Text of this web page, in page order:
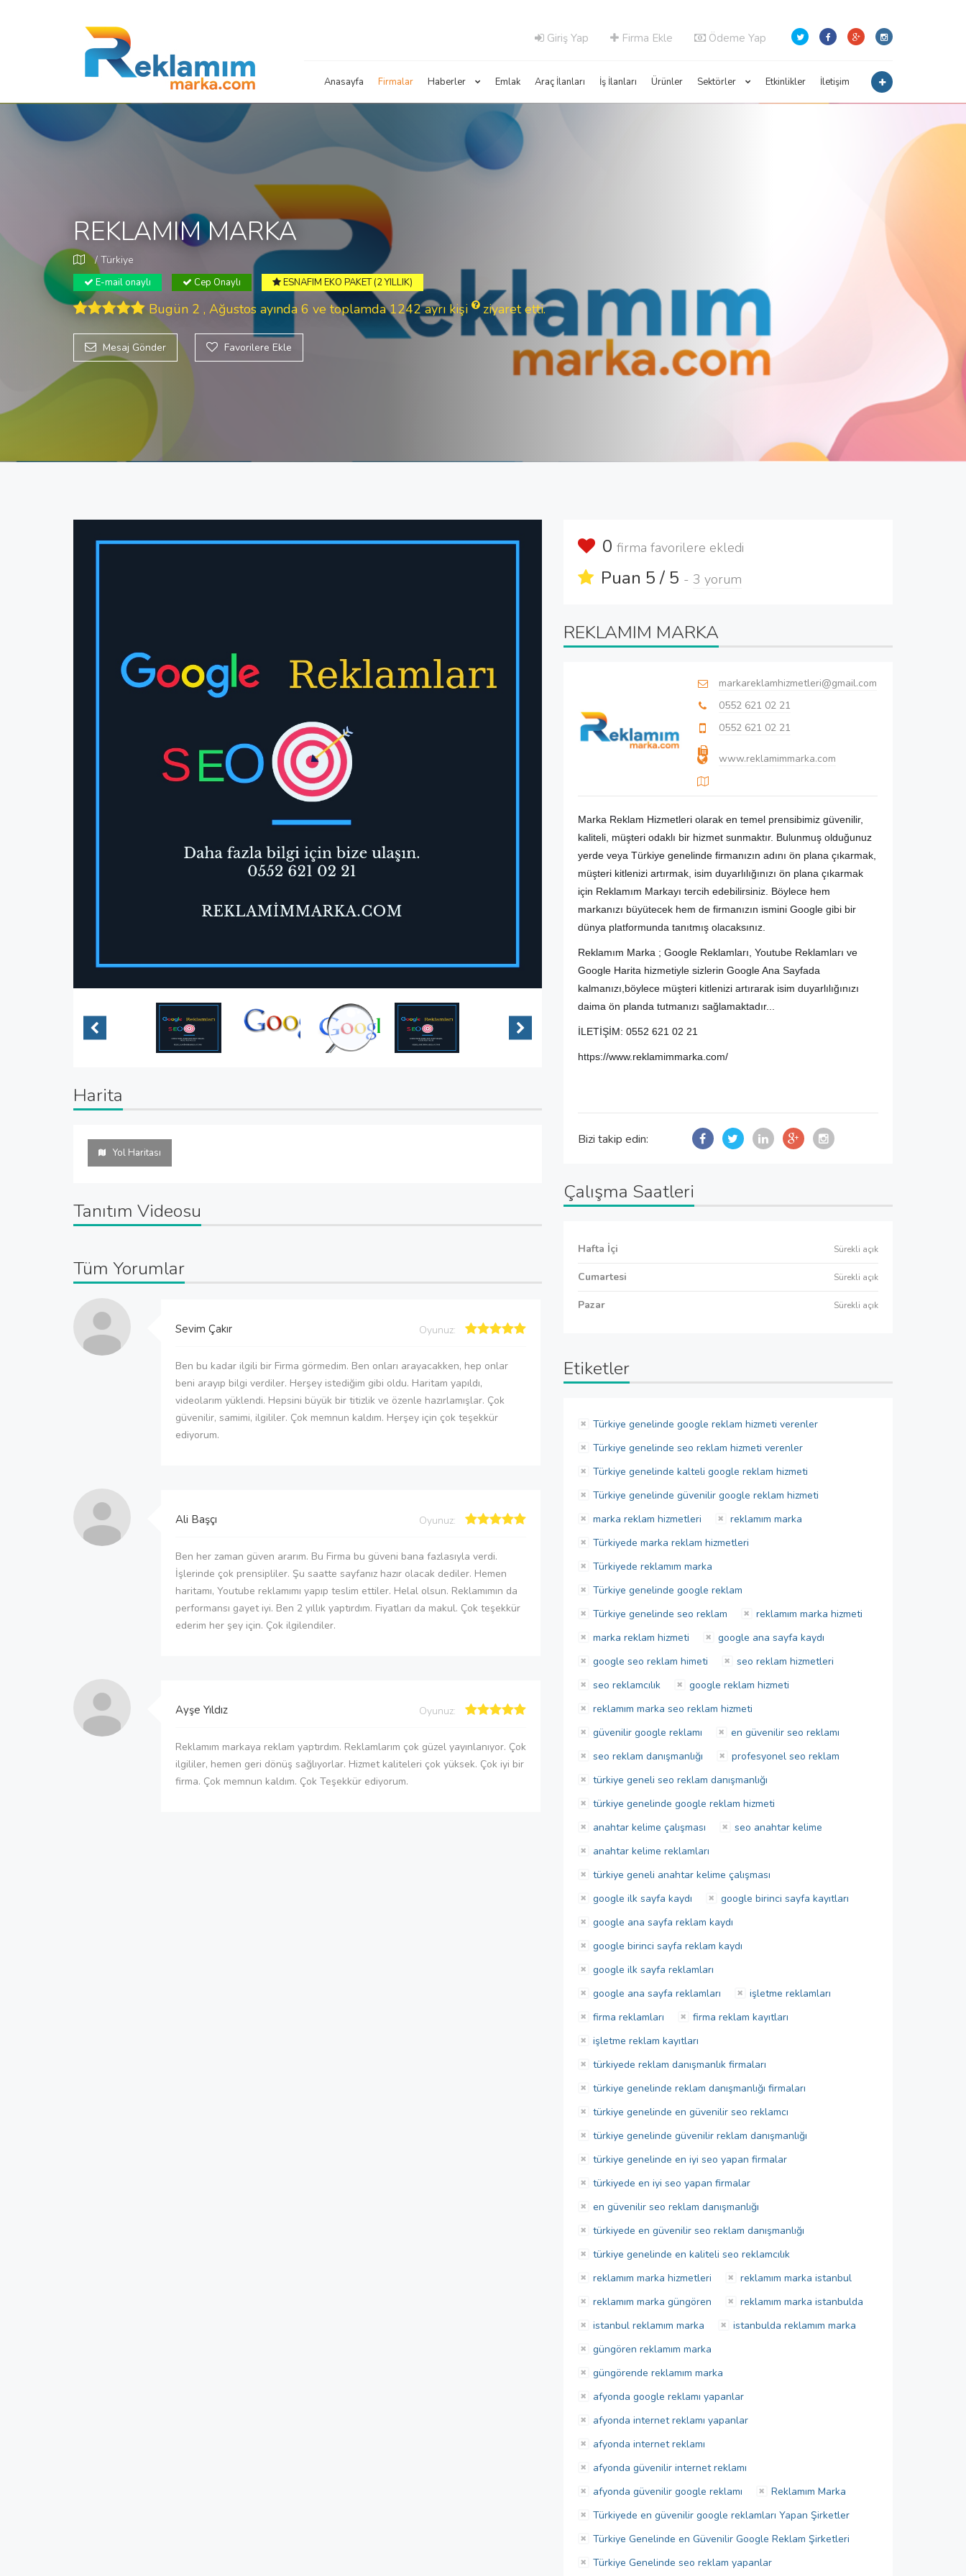
Giriş Yap Firma Ekle Ödeme Yap
Anasayfa Firmalar Haberler Emlak Araç İlanları İş İlanları Ürünler Sektörler Etkinlikler İletişim
REKLAMIM MARKA
/ Türkiye
E-mail onaylı Cep Onaylı ESNAFIM EKO PAKET (2 YILLIK)
Bugün 2 , Ağustos ayında 6 ve toplamda 1242ayrı kişi ziyaret etti.
Mesaj Gönder Favorilere Ekle
Harita
Yol Haritası
Tanıtım Videosu
Tüm Yorumlar
Sevim Çakır Oyunuz:
Ben bu kadar ilgili bir Firma görmedim. Ben onları arayacakken, hep onlar
beni arayıp bilgi verdiler. Herşey istediğim gibi oldu. Haritam yapıldı,
videolarım yüklendi. Hepsini büyük bir titizlik ve özenle hazırlamışlar. Çok
güvenilir, samimi, ilgililer. Çok memnun kaldım. Herşey için çok teşekkür
ediyorum.
Ali Başçı Oyunuz:
Ben her zaman güven ararım. Bu Firma bu güveni bana fazlasıyla verdi.
İşlerinde çok prensipliler. Şu saatte sayfanız hazır olacak dediler. Hemen
haritamı, Youtube reklamımı yapıp teslim ettiler. Helal olsun. Reklamımın da
performansı gayet iyi. Ben 2 yıllık yaptırdım. Fiyatları da makul. Çok teşekkür
ederim her şey için. Çok ilgilendiler.
Ayşe Yıldız Oyunuz:
Reklamım markaya reklam yaptırdım. Reklamlarım çok güzel yayınlanıyor. Çok
ilgililer, hemen geri dönüş sağlıyorlar. Hizmet kaliteleri çok yüksek. Çok iyi bir
firma. Çok memnun kaldım. Çok Teşekkür ediyorum.
0firma favorilere ekledi
Puan 5 / 5 -3 yorum
REKLAMIM MARKA
markareklamhizmetleri@gmail.com
0552 621 02 21
0552 621 02 21
www.reklamimmarka.com
Marka Reklam Hizmetleri olarak en temel prensibimiz güvenilir,
kaliteli, müşteri odaklı bir hizmet sunmaktır. Bulunmuş olduğunuz
yerde veya Türkiye genelinde firmanızın adını ön plana çıkarmak,
müşteri kitlenizi artırmak, isim duyarlılığınızı ön plana çıkarmak
için Reklamım Markayı tercih edebilirsiniz. Böylece hem
markanızı büyütecek hem de firmanızın ismini Google gibi bir
dünya platformunda tanıtmış olacaksınız.
Reklamım Marka ; Google Reklamları, Youtube Reklamları ve
Google Harita hizmetiyle sizlerin Google Ana Sayfada
kalmanızı,böylece müşteri kitlenizi artırarak isim duyarlılığınızı
daima ön planda tutmanızı sağlamaktadır...
İLETİŞİM: 0552 621 02 21
https://www.reklamimmarka.com/
Bizi takip edin:
Çalışma Saatleri
Hafta İçi Sürekli açık
Cumartesi Sürekli açık
Pazar Sürekli açık
Etiketler
Türkiye genelinde google reklam hizmeti verenler
Türkiye genelinde seo reklam hizmeti verenler
Türkiye genelinde kalteli google reklam hizmeti
Türkiye genelinde güvenilir google reklam hizmeti
marka reklam hizmetleri
reklamım marka
Türkiyede marka reklam hizmetleri
Türkiyede reklamım marka
Türkiye genelinde google reklam
Türkiye genelinde seo reklam
reklamım marka hizmeti
marka reklam hizmeti
google ana sayfa kaydı
google seo reklam himeti
seo reklam hizmetleri
seo reklamcılık
google reklam hizmeti
reklamım marka seo reklam hizmeti
güvenilir google reklamı
en güvenilir seo reklamı
seo reklam danışmanlığı
profesyonel seo reklam
türkiye geneli seo reklam danışmanlığı
türkiye genelinde google reklam hizmeti
anahtar kelime çalışması
seo anahtar kelime
anahtar kelime reklamları
türkiye geneli anahtar kelime çalışması
google ilk sayfa kaydı
google birinci sayfa kayıtları
google ana sayfa reklam kaydı
google birinci sayfa reklam kaydı
google ilk sayfa reklamları
google ana sayfa reklamları
işletme reklamları
firma reklamları
firma reklam kayıtları
işletme reklam kayıtları
türkiyede reklam danışmanlık firmaları
türkiye genelinde reklam danışmanlığı firmaları
türkiye genelinde en güvenilir seo reklamcı
türkiye genelinde güvenilir reklam danışmanlığı
türkiye genelinde en iyi seo yapan firmalar
türkiyede en iyi seo yapan firmalar
en güvenilir seo reklam danışmanlığı
türkiyede en güvenilir seo reklam danışmanlığı
türkiye genelinde en kaliteli seo reklamcılık
reklamım marka hizmetleri
reklamım marka istanbul
reklamım marka güngören
reklamım marka istanbulda
istanbul reklamım marka
istanbulda reklamım marka
güngören reklamım marka
güngörende reklamım marka
afyonda google reklamı yapanlar
afyonda internet reklamı yapanlar
afyonda internet reklamı
afyonda güvenilir internet reklamı
afyonda güvenilir google reklamı
Reklamım Marka
Türkiyede en güvenilir google reklamları Yapan Şirketler
Türkiye Genelinde en Güvenilir Google Reklam Şirketleri
Türkiye Genelinde seo reklam yapanlar